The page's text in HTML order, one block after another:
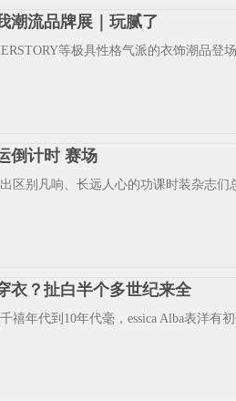
潮流品牌展｜玩腻了
等极具性格气派的衣饰潮品登
倒计时 赛场
区别凡响、长远人心的功课时装杂志
衣？扯白半个多世纪来全
禧年代到10年代毫，essica Alba表洋有